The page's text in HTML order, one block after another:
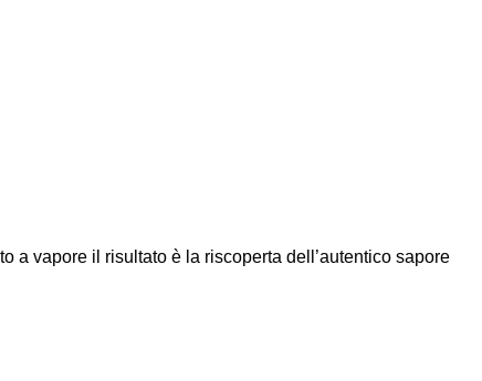
a vapore il risultato è la riscoperta dell’autentico sapore